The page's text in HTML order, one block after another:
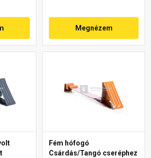
Megnézem
Fém hófogó
Csárdás/Tangó cseréphez